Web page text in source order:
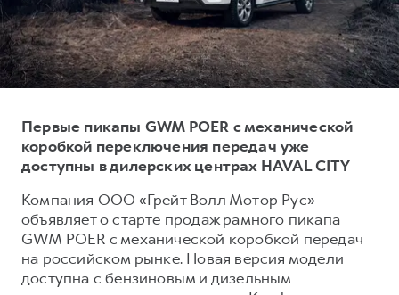
DARGO
от 3 199 000 ₽
DARGO X
от 3 499 000 ₽
F7
от 2 899 000 ₽ от 3 599 000 ₽
Тест-драйв
Трейд-ин
Кредитный калькулятор
Страхование
Кредит
КОРПОРАТИВНЫМ КЛИЕНТАМ
Для малого бизнеса
СЕРВИСНОЕ ОБСЛУЖИВАНИЕ
Нулевое ТО
Программа «Помощь на дороге»
Электронный ПТС
ПОДДЕРЖКА
GWM Безопасность
Гарантия HAVAL
Мобильное приложение GWM
О дилере
Наша команда
Контакты
Первые пикапы GWM POER с механической
коробкой переключения передач уже
доступны в дилерских центрах HAVAL CITY
Компания ООО «Грейт Волл Мотор Рус»
объявляет о старте продаж рамного пикапа
GWM POER с механической коробкой передач
на российском рынке. Новая версия модели
доступна с бензиновым и дизельным